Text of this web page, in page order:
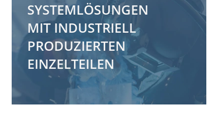
SYSTEMLÖSUNGEN
MIT INDUSTRIELL
PRODUZIERTEN
EINZELTEILEN